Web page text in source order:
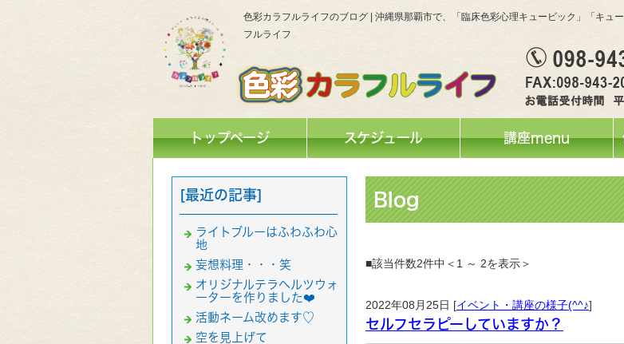
色彩カラフルライフのブログ | 沖縄県那覇市で、「臨床色彩心理キュービック」「キュ
フルライフ
トップページ スケジュール 講座menu
Blog
■該当件数2件中＜1 ～ 2を表示＞
2022年08月25日 [イベント・講座の様子(^^♪]
セルフセラピーしていますか？
[最近の記事]
ライトブルーはふわふわ心
地
妄想料理・・・笑
オリジナルテラヘルツウォ
ーターを作りました❤️
活動ネーム改めます♡
空を見上げて